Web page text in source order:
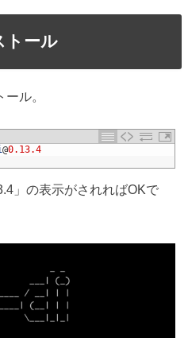
トール
ル。
@0.13.4
」の表示がされればOKで